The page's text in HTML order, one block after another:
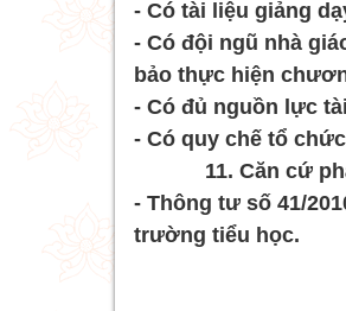
- Có tài liệu giảng
- Có đội ngũ nhà
bảo thực hiện
- Có đủ nguồn lực
- Có quy chế tổ
11. Căn cứ pháp
- Thông tư số 41/
trường tiểu học.